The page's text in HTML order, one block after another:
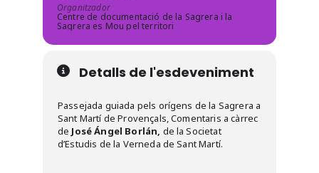
Organitzador
Centre de documentació de la Sagrera i la
Sagrera es Mou pel territori
Detalls de l'esdeveniment
Passejada guiada pels orígens de la Sagrera a
Sant Martí de Provençals, Comentaris a càrrec
de José Ángel Borlán, de la Societat
d’Estudis de la Verneda de Sant Martí.